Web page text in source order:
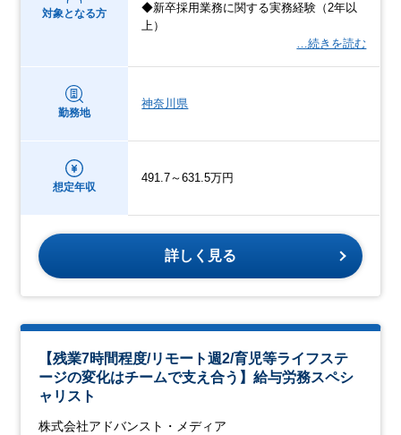
対象となる方
◆新卒採用業務に関する実務経験（2年以
上）
…続きを読む
勤務地
神奈川県
想定年収
491.7～631.5万円
詳しく見る
【残業7時間程度/リモート週2/育児等ライフステ
ージの変化はチームで支え合う】給与労務スペシ
ャリスト
株式会社アドバンスト・メディア